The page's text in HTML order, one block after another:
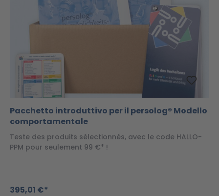
Pacchetto introduttivo per il persolog® Modello
comportamentale
Teste des produits sélectionnés, avec le code HALLO-
PPM pour seulement 99 €* !
395,01 €*